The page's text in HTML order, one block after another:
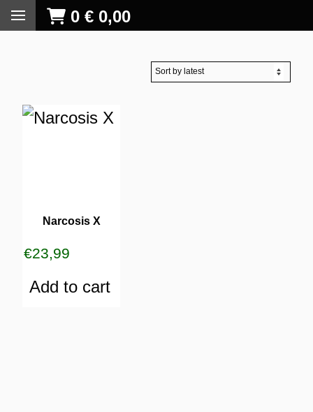
0 € 0,00
Narcosis X
€23,99
Add to cart